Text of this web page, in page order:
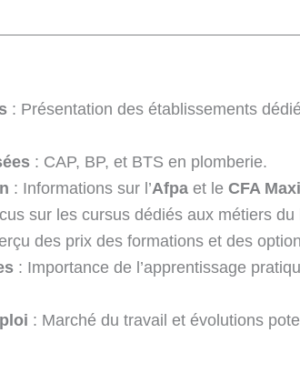
: Présentation des établissements
: CAP, BP, et BTS en plomberie.
: Informations sur l’Afpa et le CFA
sur les cursus dédiés aux métiers du
des prix des formations et des
: Importance de l’apprentissage
: Marché du travail et évolutions